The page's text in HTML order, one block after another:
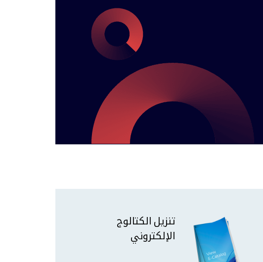
تنزيل الكتالوج
الإلكتروني